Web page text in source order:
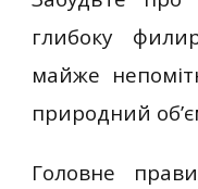
глибоку
майже
природний
Головне